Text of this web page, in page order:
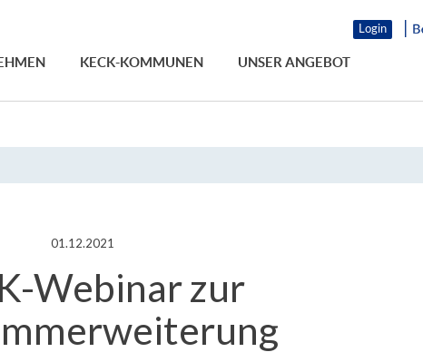
KECK-KOMMUNEN UNSER ANGEBOT
Service-
Login
01.12.2021
Webinar zur